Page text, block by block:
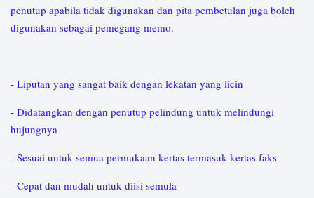
penutup apabila tidak digunakan dan pita pembetulan juga boleh
digunakan sebagai pemegang memo.
- Liputan yang sangat baik dengan lekatan yang licin
- Didatangkan dengan penutup pelindung untuk melindungi
hujungnya
- Sesuai untuk semua permukaan kertas termasuk kertas faks
- Cepat dan mudah untuk diisi semula